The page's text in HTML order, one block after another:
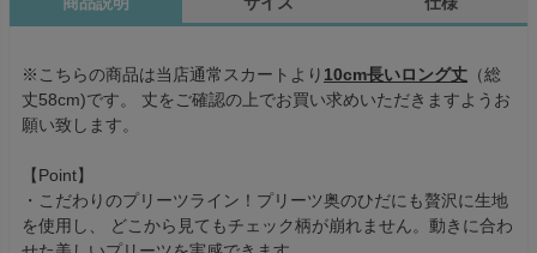
※こちらの商品は当店通常スカートより 10cm長いロング丈 （総
丈58cm)です。 丈をご確認の上でお買い求めいただきますようお
願い致します。
【Point】
・こだわりのプリーツライン！プリーツ奥のひだにも贅沢に生地
を使用し、 どこから見てもチェック柄が崩れません。動きに合わ